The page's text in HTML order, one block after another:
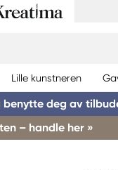
Lille kunstneren
benytte deg av
– handle her »